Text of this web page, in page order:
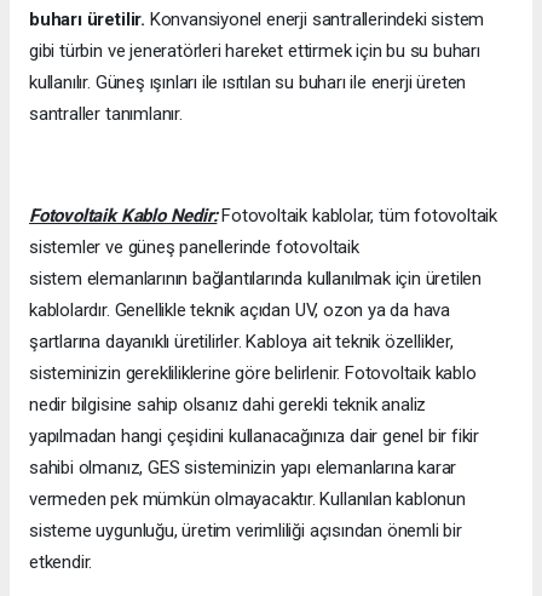
buharı üretilir. Konvansiyonel enerji santrallerindeki sistem
gibi türbin ve jeneratörleri hareket ettirmek için bu su buharı
kullanılır. Güneş ışınları ile ısıtılan su buharı ile enerji üreten
santraller tanımlanır.
Fotovoltaik Kablo Nedir:Fotovoltaik kablolar, tüm fotovoltaik
sistemler ve güneş panellerinde fotovoltaik
sistem elemanlarının bağlantılarında kullanılmak için üretilen
kablolardır. Genellikle teknik açıdan UV, ozon ya da hava
şartlarına dayanıklı üretilirler. Kabloya ait teknik özellikler,
sisteminizin gerekliliklerine göre belirlenir. Fotovoltaik kablo
nedir bilgisine sahip olsanız dahi gerekli teknik analiz
yapılmadan hangi çeşidini kullanacağınıza dair genel bir fikir
sahibi olmanız, GES sisteminizin yapı elemanlarına karar
vermeden pek mümkün olmayacaktır. Kullanılan kablonun
sisteme uygunluğu, üretim verimliliği açısından önemli bir
etkendir.